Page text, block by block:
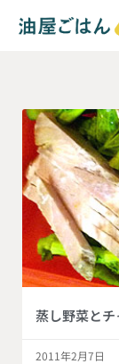
蒸し野菜と
2011年2月7日